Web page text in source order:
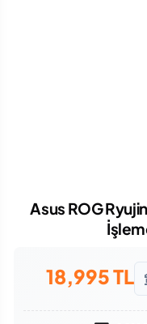
Asus ROG
18,995TL